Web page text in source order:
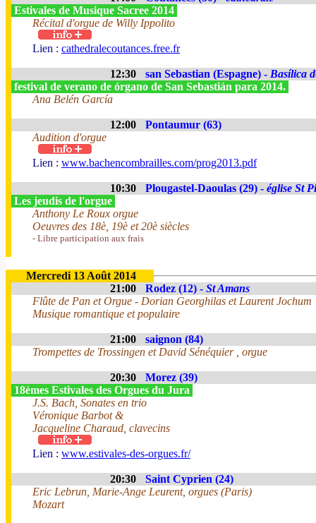
Estivales de Musique Sacree 2014
Récital d'orgue de Willy Ippolito
Lien : cathedralecoutances.free.fr
12:30 san Sebastian (Espagne) - Basílica
festival de verano de órgano de San Sebastián para 2014.
Ana Belén García
12:00
Pontaumur (63)
Audition d'orgue
Lien : www.bachencombrailles.com/prog2013.pdf
10:30 Plougastel-Daoulas (29) - église St
Les jeudis de l'orgue
Anthony Le Roux orgue
Oeuvres des 18è, 19è et 20è siècles
- Libre participation aux frais
Mercredi 13 Août 2014
21:00
Rodez (12) - St Amans
Flûte de Pan et Orgue - Dorian Georghilas et Laurent Jochum
Musique romantique et populaire
21:00
saignon (84)
Trompettes de Trossingen et David Sénéquier , orgue
20:30
Morez (39)
18èmes Estivales des Orgues du Jura
J.S. Bach, Sonates en trio
Véronique Barbot &
Jacqueline Charaud, clavecins
Lien : www.estivales-des-orgues.fr/
20:30
Saint Cyprien (24)
Eric Lebrun, Marie-Ange Leurent, orgues (Paris)
Mozart